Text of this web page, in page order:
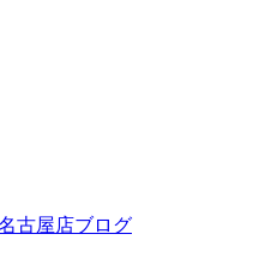
古屋店ブログ